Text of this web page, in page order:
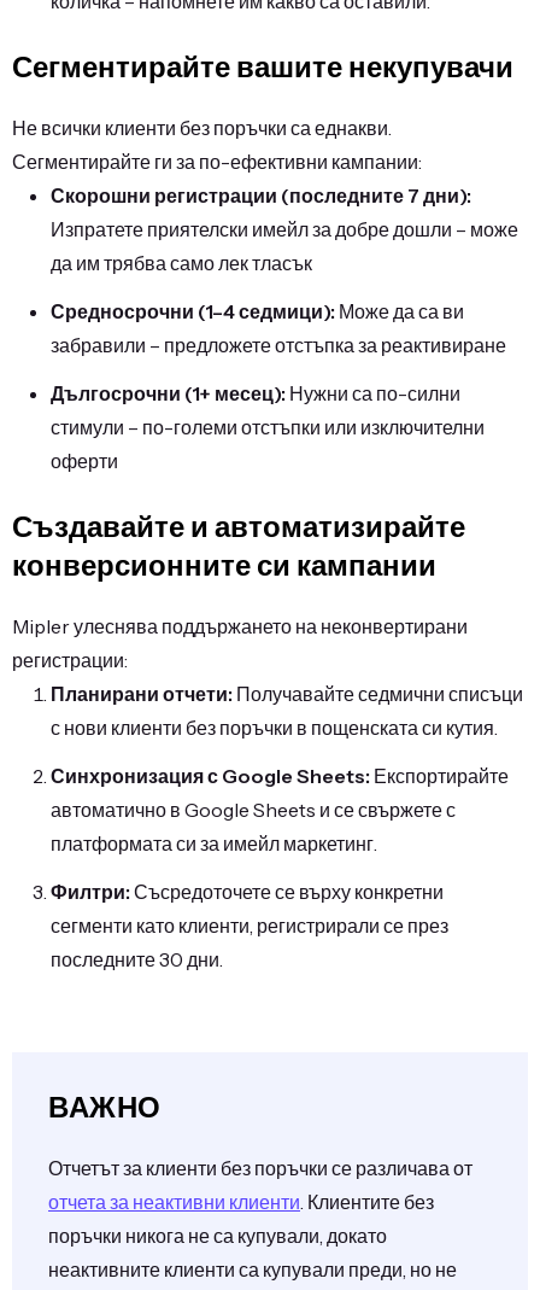
Сегментирайте вашите некупувачи
Не всички клиенти без поръчки са еднакви.
Сегментирайте ги за по-ефективни кампании:
Скорошни регистрации (последните 7 дни):
Изпратете приятелски имейл за добре дошли – може
да им трябва само лек тласък
Средносрочни (1–4 седмици): Може да са ви
забравили – предложете отстъпка за реактивиране
Дългосрочни (1+ месец): Нужни са по-силни
стимули – по-големи отстъпки или изключителни
оферти
Създавайте и автоматизирайте
конверсионните си кампании
Mipler улеснява поддържането на неконвертирани
регистрации:
Планирани отчети: Получавайте седмични списъци
с нови клиенти без поръчки в пощенската си кутия.
Синхронизация с Google Sheets: Експортирайте
автоматично в Google Sheets и се свържете с
платформата си за имейл маркетинг.
Филтри: Съсредоточете се върху конкретни
сегменти като клиенти, регистрирали се през
последните 30 дни.
ВАЖНО
Отчетът за клиенти без поръчки се различава от
отчета за неактивни клиенти. Клиентите без
поръчки никога не са купували, докато
неактивните клиенти са купували преди, но не